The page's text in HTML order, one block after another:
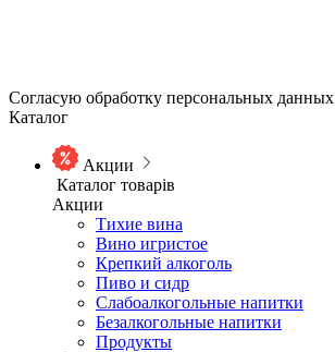
Согласую обработку персональных данных
Каталог
Акции
Каталог товарів
Акции
Тихие вина
Вино игристое
Крепкий алкоголь
Пиво и сидр
Слабоалкогольные напитки
Безалкогольные напитки
Продукты